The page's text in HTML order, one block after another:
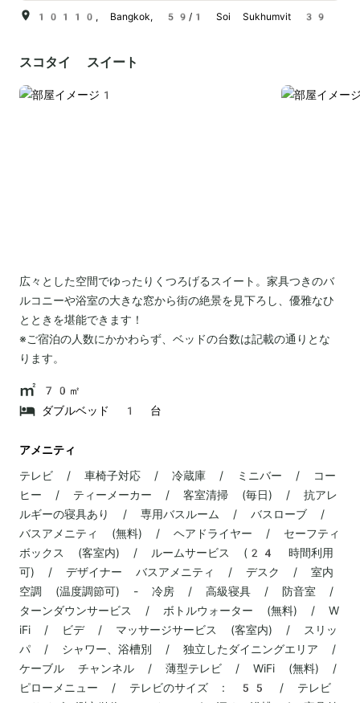
10110, Bangkok, 59/1 Soi Sukhumvit 39
スコタイ スイート
広々とした空間でゆったりくつろげるスイート。家具つきのバ
ルコニーや浴室の大きな窓から街の絶景を見下ろし、優雅なひ
とときを堪能できます！
※ご宿泊の人数にかかわらず、ベッドの台数は記載の通りとな
ります。
70㎡
ダブルベッド 1 台
アメニティ
テレビ / 車椅子対応 / 冷蔵庫 / ミニバー / コー
ヒー / ティーメーカー / 客室清掃 (毎日) / 抗アレ
ルギーの寝具あり / 専用バスルーム / バスローブ /
バスアメニティ (無料) / ヘアドライヤー / セーフティ
ボックス (客室内) / ルームサービス (24 時間利用
可) / デザイナー バスアメニティ / デスク / 室内
空調 (温度調節可) - 冷房 / 高級寝具 / 防音室 /
ターンダウンサービス / ボトルウォーター (無料) / W
iFi / ビデ / マッサージサービス (客室内) / スリッ
パ / シャワー、浴槽別 / 独立したダイニングエリア /
ケーブル チャンネル / 薄型テレビ / WiFi (無料) /
ピローメニュー / テレビのサイズ : 55 / テレビ